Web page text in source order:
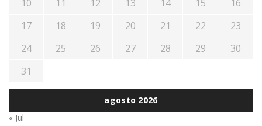
agosto 2026
10
11 12 13 14 15
16
17
18 19 20 21 22
23
24
25 26 27 28 29
30
31
« Jul